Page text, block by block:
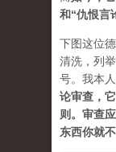
和“仇恨言
下图这位
清洗，列
号。我本
论审查，
则。审查
东西你就